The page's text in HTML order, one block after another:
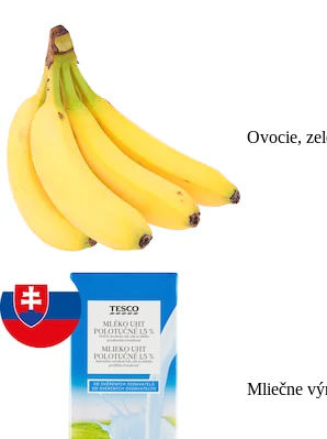
Ovocie,
Mliečne